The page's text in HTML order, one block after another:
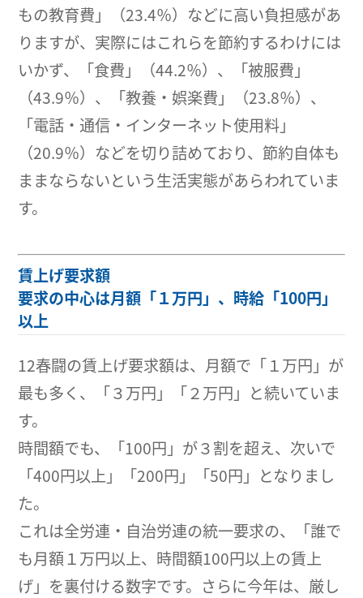
もの教育費」（23.4％）などに高い負担感があ
りますが、実際にはこれらを節約するわけには
いかず、「食費」（44.2％）、「被服費」
（43.9％）、「教養・娯楽費」（23.8％）、
「電話・通信・インターネット使用料」
（20.9％）などを切り詰めており、節約自体も
ままならないという生活実態があらわれていま
す。
賃上げ要求額
要求の中心は月額「１万円」、時給「100円」
以上
12春闘の賃上げ要求額は、月額で「１万円」が
最も多く、「３万円」「２万円」と続いていま
す。
時間額でも、「100円」が３割を超え、次いで
「400円以上」「200円」「50円」となりまし
た。
これは全労連・自治労連の統一要求の、「誰で
も月額１万円以上、時間額100円以上の賃上
げ」を裏付ける数字です。さらに今年は、厳し